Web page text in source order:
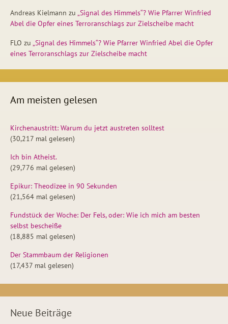
Andreas Kielmann zu „Signal des Himmels“? Wie Pfarrer Winfried
Abel die Opfer eines Terroranschlags zur Zielscheibe macht
FLO zu „Signal des Himmels“? Wie Pfarrer Winfried Abel die Opfer
eines Terroranschlags zur Zielscheibe macht
Am meisten gelesen
Kirchenaustritt: Warum du jetzt austreten solltest
(30,217 mal gelesen)
Ich bin Atheist.
(29,776 mal gelesen)
Epikur: Theodizee in 90 Sekunden
(21,564 mal gelesen)
Fundstück der Woche: Der Fels, oder: Wie ich mich am besten
selbst bescheiße
(18,885 mal gelesen)
Der Stammbaum der Religionen
(17,437 mal gelesen)
Neue Beiträge